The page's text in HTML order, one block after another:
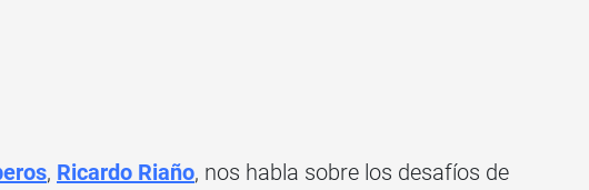
, Ricardo Riaño, nos habla sobre los desafíos de